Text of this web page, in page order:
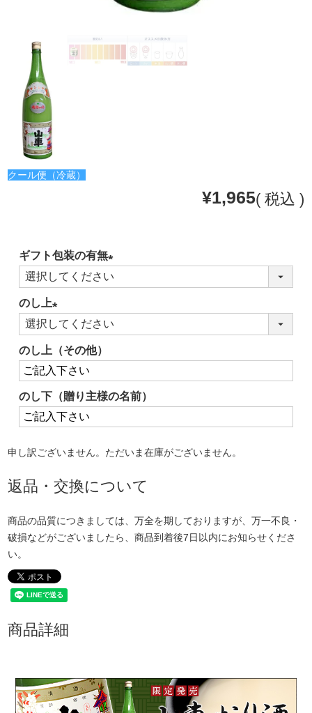
クール便（冷蔵）
¥1,965 税込
ギフト包装の有無
(必
のし上
(必
須)
のし上（その他）
のし下（贈り主様の名前）
申し訳ございません。ただいま在庫がございません。
返品・交換について
商品の品質につきましては、万全を期しておりますが、万一不良・
破損などがございましたら、商品到着後7日以内にお知らせくださ
い。
商品詳細